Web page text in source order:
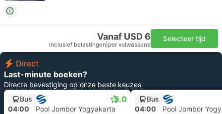
Vanaf USD 6
Inclusief belastingen per volwassene
Selecteer tijd
Direct
Last-minute boeken?
Directe bevestiging op onze beste keuzes
Bus
5.0
04:00 Pool Jombor Yogyakarta
Bus
04:00
Pool Jombor